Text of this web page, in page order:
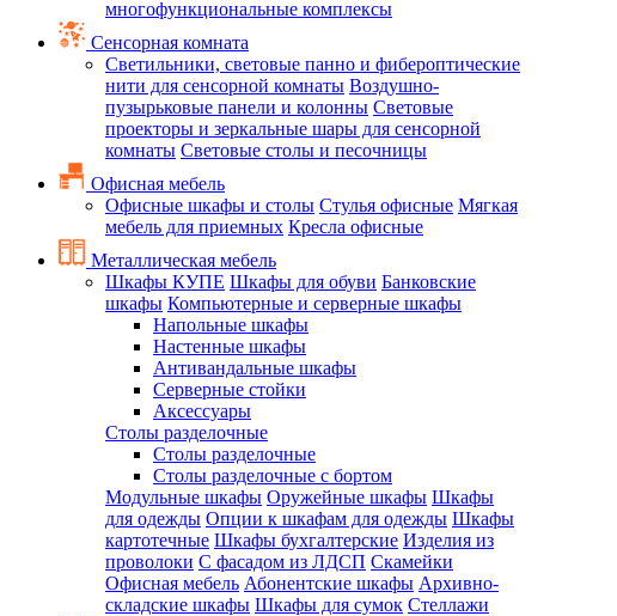
многофункциональные комплексы
Сенсорная комната
Светильники, световые панно и фибероптические
нити для сенсорной комнаты Воздушно-
пузырьковые панели и колонны Световые
проекторы и зеркальные шары для сенсорной
комнаты Световые столы и песочницы
Офисная мебель
Офисные шкафы и столы Стулья офисные Мягкая
мебель для приемных Кресла офисные
Металлическая мебель
Шкафы КУПЕ Шкафы для обуви Банковские
шкафы Компьютерные и серверные шкафы
Напольные шкафы
Настенные шкафы
Антивандальные шкафы
Серверные стойки
Аксессуары
Столы разделочные
Столы разделочные
Столы разделочные с бортом
Модульные шкафы Оружейные шкафы Шкафы
для одежды Опции к шкафам для одежды Шкафы
картотечные Шкафы бухгалтерские Изделия из
проволоки С фасадом из ЛДСП Скамейки
Офисная мебель Абонентские шкафы Архивно-
складские шкафы Шкафы для сумок Стеллажи